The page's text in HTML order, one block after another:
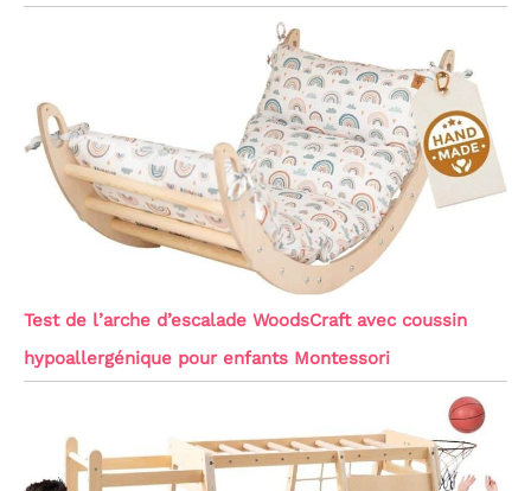
Test de l’arche d’escalade WoodsCraft avec coussin
hypoallergénique pour enfants Montessori